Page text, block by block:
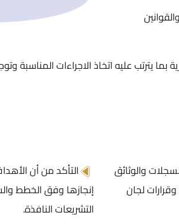
عليه اتخاذ الاجراءات المناسبة وتوجيه نشاط
التأكد من أن الأهداف
إنجازها وفق الخطط والسياسات
التشريعات النافذة.